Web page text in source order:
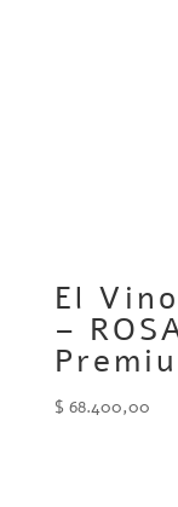
El
–
$ 68.400,00